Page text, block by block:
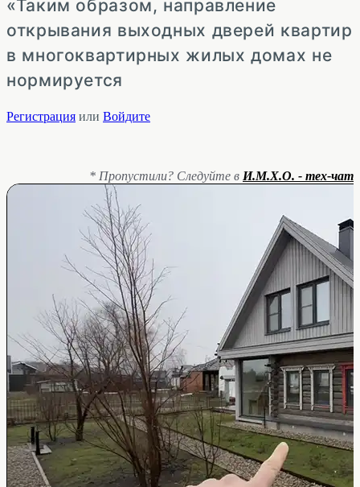
«Таким образом, направление
открывания выходных дверей квартир
в многоквартирных жилых домах не
нормируется
Регистрация или Войдите
* Пропустили? Следуйте в И.М.Х.О. - тех-чат